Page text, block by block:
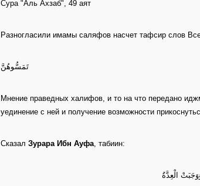
Сура "Аль Ахзаб", 49 аят
Разногласили имамы саляфов насчет тафсир слов
تَمَسُّوهُنَّ
Мнение праведных халифов, и то на что передано
уединение с ней и получение возможности
Сказал Зурара Ибн Ауфа , табиин:
الْعِدَّةُ